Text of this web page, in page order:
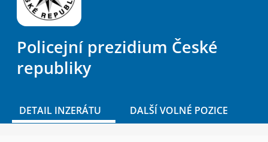
Policejní prezidium České
republiky
DETAIL INZERÁTU DALŠÍ VOLNÉ POZICE